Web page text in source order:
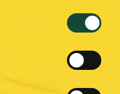
nimmt automatisch
dem 18. und 70.
und gesetzlich